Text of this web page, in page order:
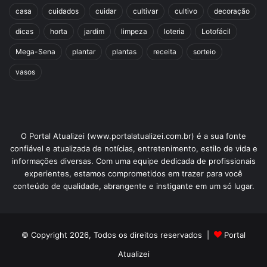
casa cuidados cuidar cultivar cultivo decoração
dicas horta jardim limpeza loteria Lotofácil
Mega-Sena plantar plantas receita sorteio
vasos
O Portal Atualizei (www.portalatualizei.com.br) é a sua fonte
confiável e atualizada de notícias, entretenimento, estilo de vida e
informações diversas. Com uma equipe dedicada de profissionais
experientes, estamos comprometidos em trazer para você
conteúdo de qualidade, abrangente e instigante em um só lugar.
© Copyright 2026, Todos os direitos reservados |
Portal
Atualizei